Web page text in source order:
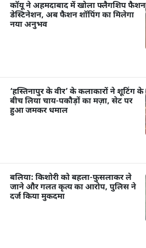
कॉयू ने अहमदाबाद में खोला फ्लैगशिप फैशन
डेस्टिनेशन, अब फैशन शॉपिंग का मिलेगा
नया अनुभव
‘हस्तिनापुर के वीर’ के कलाकारों ने शूटिंग के
बीच लिया चाय-पकौड़ों का मज़ा, सेट पर
हुआ जमकर धमाल
बलिया: किशोरी को बहला-फुसलाकर ले
जाने और गलत कृत्य का आरोप, पुलिस ने
दर्ज किया मुकदमा